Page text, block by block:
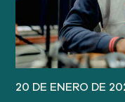
20 DE ENERO DE